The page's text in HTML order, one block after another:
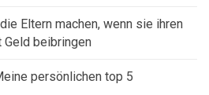
Eltern machen, wenn sie ihren
Geld beibringen
persönlichen top 5